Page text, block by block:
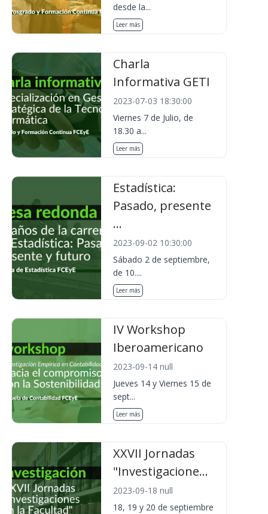
desde la...
Leer más
Charla
Informativa GETI
2023-07-03 18:30:00
Viernes 7 de Julio, de
18.30 a...
Leer más
Estadística:
Pasado, presente
...
2023-09-02 10:30:00
Sábado 2 de septiembre,
de 10....
Leer más
IV Workshop
Iberoamericano
2023-09-14 null
Jueves 14 y Viernes 15 de
sept...
Leer más
XXVII Jornadas
"Investigacione...
2023-09-18 null
18, 19 y 20 de septiembre